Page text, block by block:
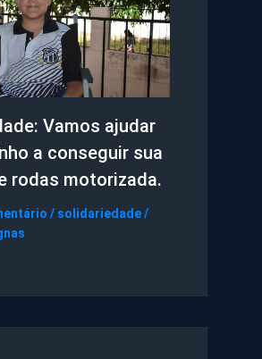
Vamos ajudar
a conseguir sua
rodas motorizada.
/ solidariedade/